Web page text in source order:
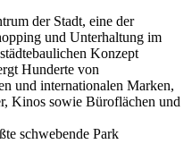
der Stadt, eine der
und Unterhaltung im
Konzept
Hunderte von
und internationalen Marken,
Kinos sowie Büroflächen und
schwebende Park